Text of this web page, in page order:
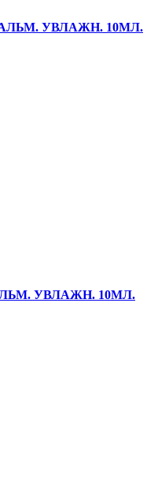
УВЛАЖН. 10МЛ.
УВЛАЖН. 10МЛ.